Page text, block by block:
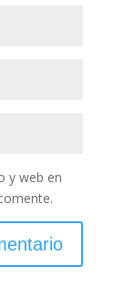
y web en